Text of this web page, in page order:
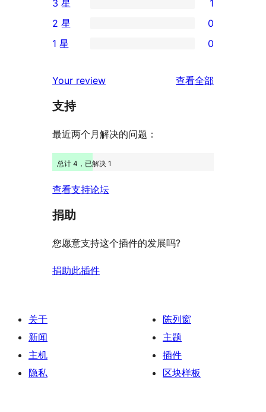
5
星
评
条
4
星
价
1
条
3
评
价
3 星 1
条
星
评
2 星 0
1
星
价
1 星 0
Your review 查看全部
支持
最近两个月解决的问题：
总计 4，已解决 1
查看支持论坛
捐助
您愿意支持这个插件的发展吗?
捐助此插件
关于
新闻
主机
隐私
陈列窗
主题
插件
区块样板